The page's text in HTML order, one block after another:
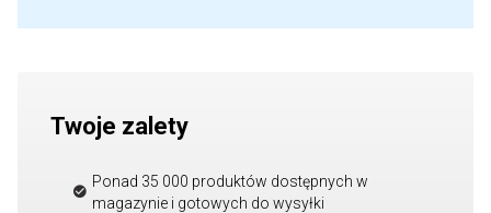
Twoje zalety
Ponad 35 000 produktów dostępnych w
magazynie i gotowych do wysyłki